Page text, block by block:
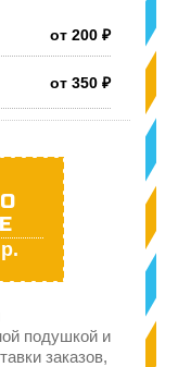
от 200 ₽
от 350 ₽
подушкой и
заказов,